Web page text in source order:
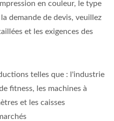
en couleur, le type
demande de devis, veuillez
et les exigences des
telles que : l'industrie
fitness, les machines à
et les caisses